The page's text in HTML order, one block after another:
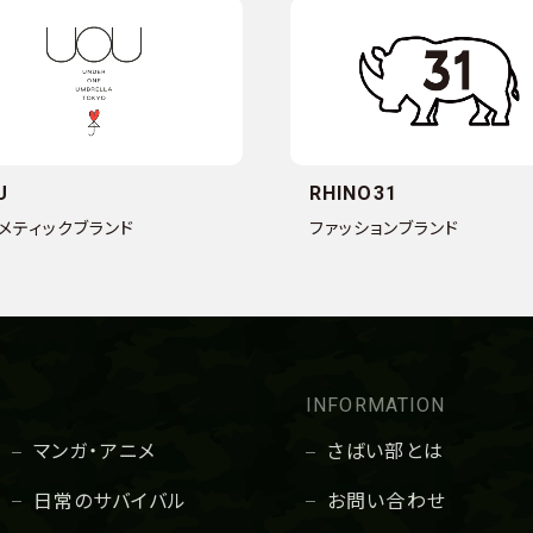
ティックブランド
RHINO31
ファッションブランド
マンガ・アニメ
日常のサバイバル
INFORMATION
さばい部とは
お問い合わせ